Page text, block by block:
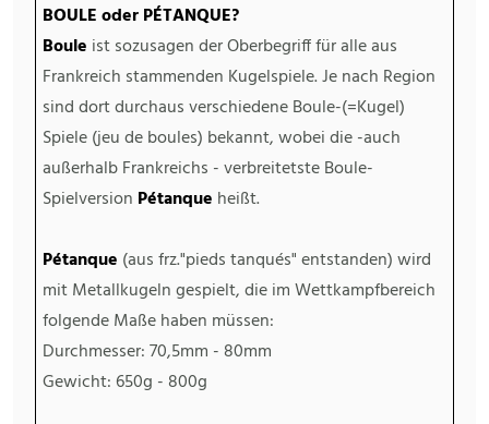
BOULE oder PÉTANQUE?
Boule ist sozusagen der Oberbegriff für alle aus
Frankreich stammenden Kugelspiele. Je nach Region
sind dort durchaus verschiedene Boule-(=Kugel)
Spiele (jeu de boules) bekannt, wobei die -auch
außerhalb Frankreichs - verbreitetste Boule-
Spielversion Pétanque heißt.
Pétanque (aus frz."pieds tanqués" entstanden) wird
mit Metallkugeln gespielt, die im Wettkampfbereich
folgende Maße haben müssen:
Durchmesser: 70,5mm - 80mm
Gewicht: 650g - 800g